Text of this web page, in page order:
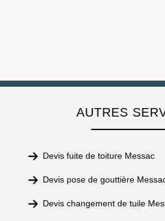
AUTRES
Devis fuite de toiture Messac
Devis pose de gouttière
Devis changement de tuile